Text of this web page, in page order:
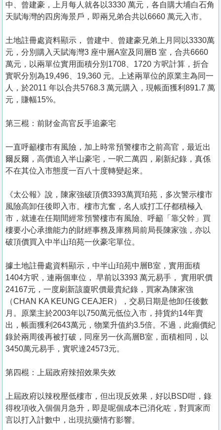
中、曾建豪，上月每人就各以3330 萬元，各自購大埔白石角
天賦海灣的四房海景戶，即兩兄弟合共以6660 萬元入市。
土地註冊處資料顯示， 曾建中、曾建豪兄弟上月同以3330萬
元，分別購入天賦海灣3 座中層A室及同層B 室，合共6660
萬元，以兩單位實用面積分別1708、1720 方呎計算，折合
實呎分別為19,496、19,360 元。上述兩單位的原業主為同一
人，於2011 年以合共5768.3 萬元購入，現帳面獲利891.7 萬
元，賺幅15%。
第三棍：前財金高官反手追豪宅
一直呼籲樓市有風險，加上時常預警樓市之前高官，最近出
爾反爾，高價追入半山豪宅，一呎二萬四，刷新紀錄，真係
不在其位入市態度一百八十度轉變起來。
《太公報》說，陳家強破頂價3393萬買珀苑，多次警示樓市
風險高卸任後即入市。樓市亢奮，名人或打工仔都積極入
市，就連在任期間經常預警樓市有風險、呼籲「靠父幹」買
樓要小心承擔能力的財經事務及庫務局前局長陳家強，亦以
破頂價買入中半山珀苑一伙豪宅單位。
據土地註冊處資料顯示，中半山珀苑中層B室，實用面積
1404方呎，連兩個車位， 早前以3393 萬元易手， 實用呎價
24167元，一度刷新該廈呎價最貴紀錄，買家為陳家強
（CHAN KA KEUNG CEAJER），交易日期是他卸任後數
月。原業主於2003年以750萬元低位入市，持貨約14年賣
出，帳面獲利2643萬元，物業升值約3.5倍。不過，此癲價紀
錄於兩周後再被打破，同座另一伙高層B室，面積相同，以
3450萬元易手，實呎達24573元。
第四棍：上屆政府辣招效果失效
上屆政府以辣稅壓低樓市，但出現反效果，好以BSD咁，錄
得稅項收入個個月急升，即是呢個成本已消化咗，對買家而
言以打入計數中，出現抗藥情冇影響。